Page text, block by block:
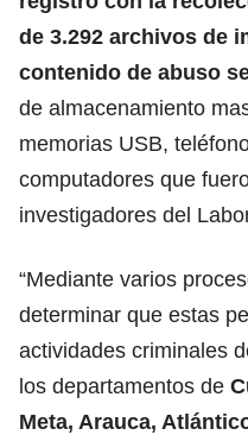
de 3.292 archivos de
contenido de abuso
de almacenamiento
memorias USB,
computadores que
investigadores del
“Mediante varios
determinar que estas
actividades criminales
los departamentos de
Meta, Arauca,